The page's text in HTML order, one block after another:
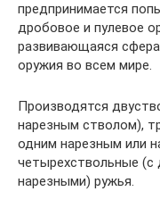
предпринимается
дробовое и пулевое
развивающаяся
оружия во всем мире.
Производятся
нарезным стволом),
одним нарезным или
четырехствольные (с
нарезными) ружья.